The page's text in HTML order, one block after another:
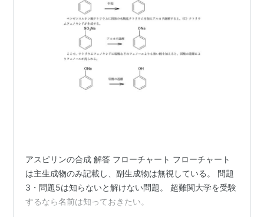
アスピリンの合成 解答 フローチャート フローチャート
は主生成物のみ記載し、副生成物は無視している。 問題
3・問題5は知らないと解けない問題。 超難関大学を受験
するなら名前は知っておきたい。